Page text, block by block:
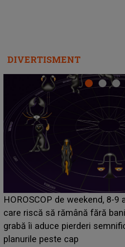
DIVERTISMENT
Emanuel a ținut ACEST
acum! În fața Alexandrei,
face o MĂRTURISIRE
sa: "I-am spus și ei în față, eu